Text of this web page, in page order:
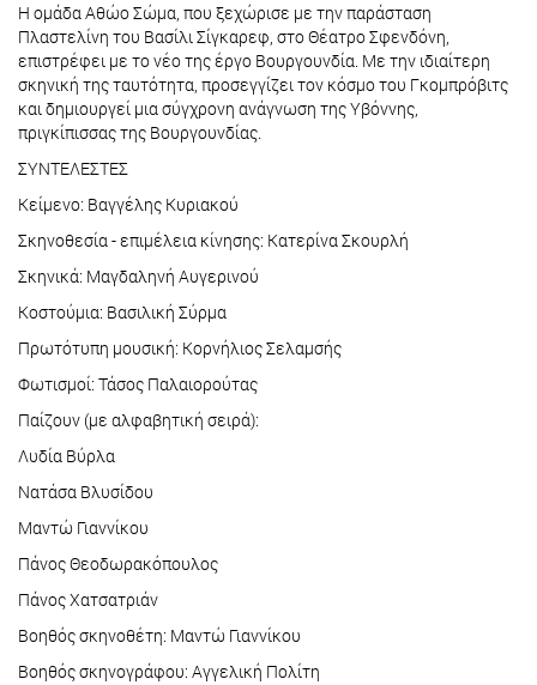
Η ομάδα Αθώο Σώμα, που ξεχώρισε με την παράσταση
Πλαστελίνη του Βασίλι Σίγκαρεφ, στο Θέατρο Σφενδόνη,
επιστρέφει με το νέο της έργο Βουργουνδία. Με την ιδιαίτερη
σκηνική της ταυτότητα, προσεγγίζει τον κόσμο του Γκομπρόβιτς
και δημιουργεί μια σύγχρονη ανάγνωση της Υβόννης,
πριγκίπισσας της Βουργουνδίας.
ΣΥΝΤΕΛΕΣΤΕΣ
Κείμενο: Βαγγέλης Κυριακού
Σκηνοθεσία - επιμέλεια κίνησης: Κατερίνα Σκουρλή
Σκηνικά: Μαγδαληνή Αυγερινού
Κοστούμια: Βασιλική Σύρμα
Πρωτότυπη μουσική: Κορνήλιος Σελαμσής
Φωτισμοί: Τάσος Παλαιορούτας
Παίζουν (με αλφαβητική σειρά):
Λυδία Βύρλα
Νατάσα Βλυσίδου
Μαντώ Γιαννίκου
Πάνος Θεοδωρακόπουλος
Πάνος Χατσατριάν
Βοηθός σκηνοθέτη: Μαντώ Γιαννίκου
Βοηθός σκηνογράφου: Αγγελική Πολίτη